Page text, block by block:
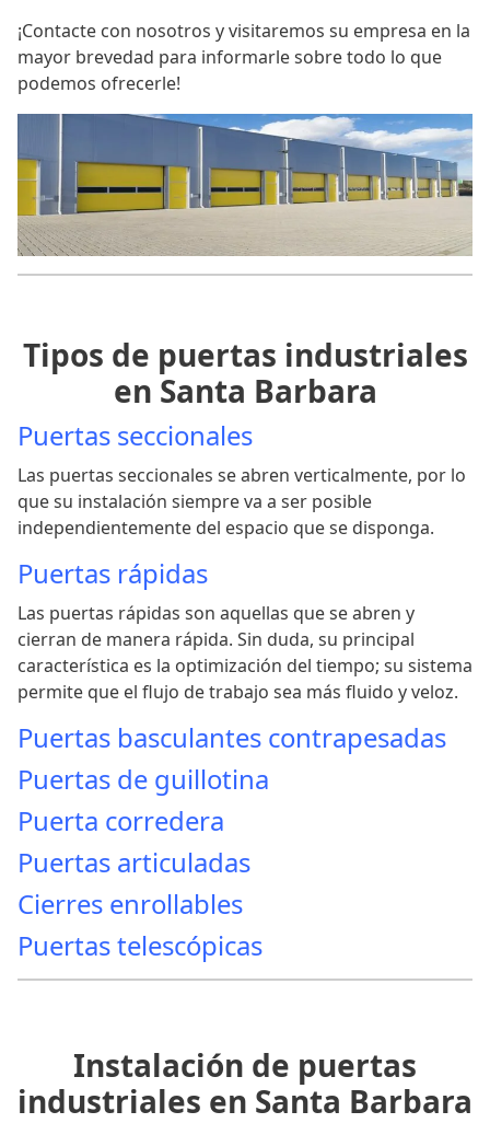
¡Contacte con nosotros y visitaremos su empresa en la
mayor brevedad para informarle sobre todo lo que
podemos ofrecerle!
Tipos de puertas industriales
en Santa Barbara
Puertas seccionales
Las puertas seccionales se abren verticalmente, por lo
que su instalación siempre va a ser posible
independientemente del espacio que se disponga.
Puertas rápidas
Las puertas rápidas son aquellas que se abren y
cierran de manera rápida. Sin duda, su principal
característica es la optimización del tiempo; su sistema
permite que el flujo de trabajo sea más fluido y veloz.
Puertas basculantes contrapesadas
Puertas de guillotina
Puerta corredera
Puertas articuladas
Cierres enrollables
Puertas telescópicas
Instalación de puertas
industriales en Santa Barbara